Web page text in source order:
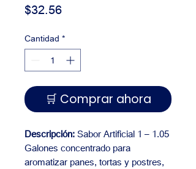
$32.56Precio
Cantidad *
🛒 Comprar ahora
Descripción: Sabor Artificial 1 – 1.05
Galones concentrado para
aromatizar panes, tortas y postres,